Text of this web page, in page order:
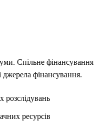
Спільне фінансування
джерела фінансування.
розслідувань
ресурсів